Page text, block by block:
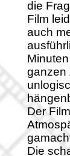
die
Film
auch
ganzen
Der
Die